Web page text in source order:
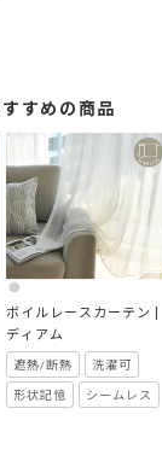
すめの商品
ボイルレースカーテン |
ディアム
遮熱/断熱 洗濯可
形状記憶 シームレス